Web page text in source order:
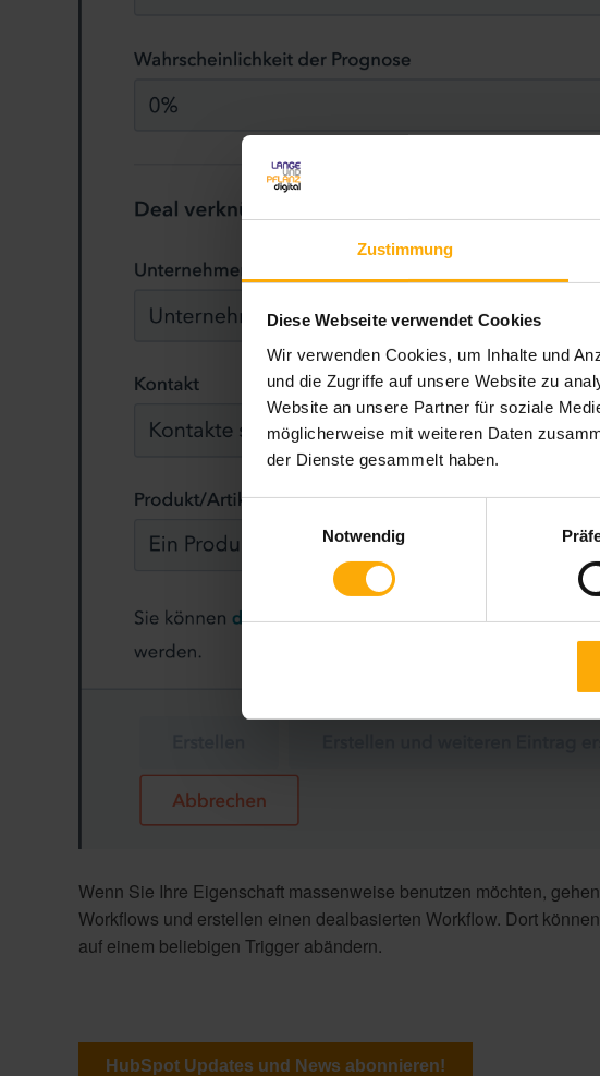
Zustimmung
Diese Webseite verwendet Cookies
Wir verwenden Cookies, um Inhalte und
und die Zugriffe auf unsere Website zu
Website an unsere Partner für soziale
möglicherweise mit weiteren Daten
der Dienste gesammelt haben.
Notwendig
Wenn Sie Ihre Eigenschaft massenweise benutzen möchten,
Workflows und erstellen einen dealbasierten Workflow. Dort
auf einem beliebigen Trigger abändern.
HubSpot Updates und News abonnieren!